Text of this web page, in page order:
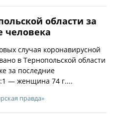
области за
человека
случая коронавирусной
в Тернопольской области
за последние
— женщина 74 г....
правда»